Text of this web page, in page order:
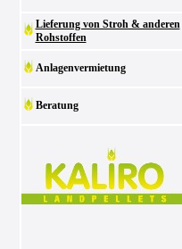
Lieferung von Stroh & anderen
Rohstoffen
Anlagenvermietung
Beratung